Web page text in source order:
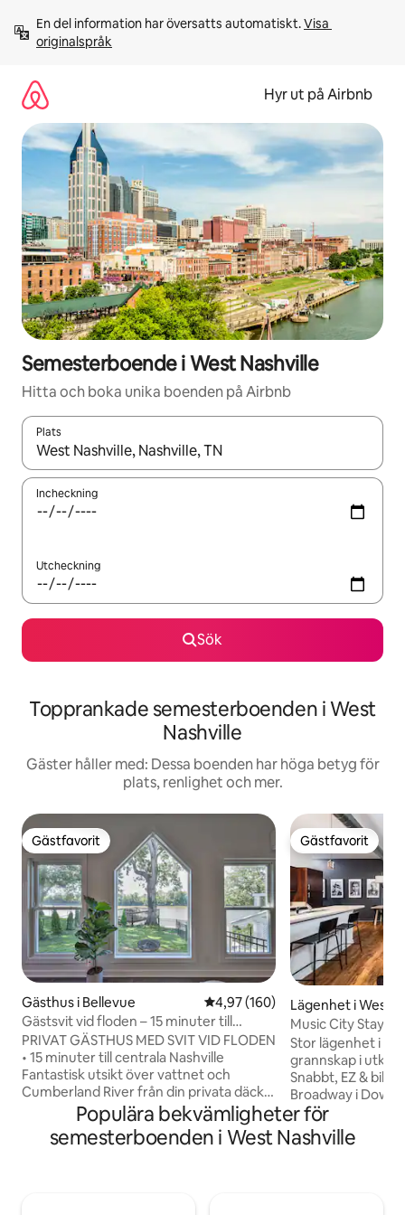
innehåll
En del information har översatts automatiskt. Visa
originalspråk
Hyr ut på Airbnb
Semesterboende i West Nashville
Hitta och boka unika boenden på Airbnb
Plats
När resultaten är tillgängliga kan du navigera med upp- och
Incheckning
Utcheckning
Sök
Topprankade semesterboenden i West
Nashville
Gäster håller med: Dessa boenden har höga betyg för
plats, renlighet och mer.
Gästfavorit
Gästfavorit
Gästhus i Bellevue 4,97 av 5 i genomsnittligt
4,97 (160)
Gästsvit vid floden – 15 minuter till
Broadway
PRIVAT GÄSTHUS MED SVIT VID FLODEN
• 15 minuter till centrala Nashville
Fantastisk utsikt över vattnet och
Cumberland River från din privata däck
och din helt inhägnade trädgård. Denna
moderna tillflyktsort vid vattnet
erbjuder det bästa av två världar: en
Gästfavorit
Gästfavorit
Lägenhet i West
Music City Stay •
och restauranger
Stor lägenhet i
grannskap i
Snabbt, EZ &
Broadway i
Gå till lokal mat,
levande musik
älskar detta
Populära bekvämligheter för
semesterboenden i West Nashville